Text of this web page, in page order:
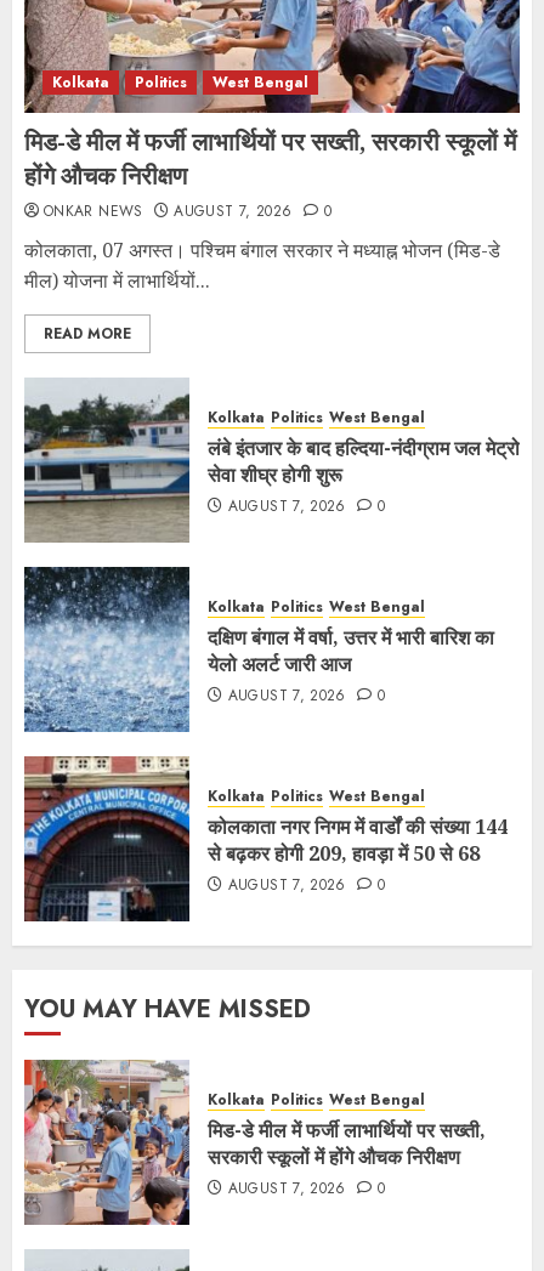
Kolkata Politics West Bengal
मिड-डे मील में फर्जी लाभार्थियों पर सख्ती, सरकारी स्कूलों में
होंगे औचक निरीक्षण
ONKAR NEWS AUGUST 7, 2026 0
कोलकाता, 07 अगस्त। पश्चिम बंगाल सरकार ने मध्याह्न भोजन (मिड-डे
मील) योजना में लाभार्थियों...
READ MORE
Kolkata Politics West Bengal
लंबे इंतजार के बाद हल्दिया-नंदीग्राम जल मेट्रो
सेवा शीघ्र होगी शुरू
AUGUST 7, 2026 0
Kolkata Politics West Bengal
दक्षिण बंगाल में वर्षा, उत्तर में भारी बारिश का
येलो अलर्ट जारी आज
AUGUST 7, 2026 0
Kolkata Politics West Bengal
कोलकाता नगर निगम में वार्डों की संख्या 144
से बढ़कर होगी 209, हावड़ा में 50 से 68
AUGUST 7, 2026 0
YOU MAY HAVE MISSED
Kolkata Politics West Bengal
मिड-डे मील में फर्जी लाभार्थियों पर सख्ती,
सरकारी स्कूलों में होंगे औचक निरीक्षण
AUGUST 7, 2026 0